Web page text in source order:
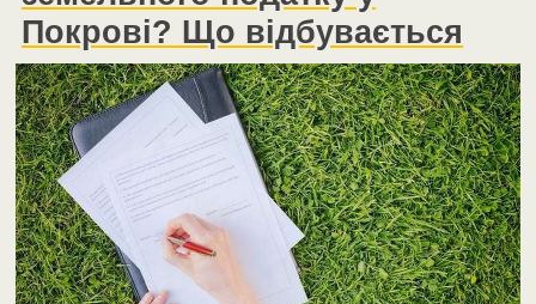
Покрові? Що відбувається